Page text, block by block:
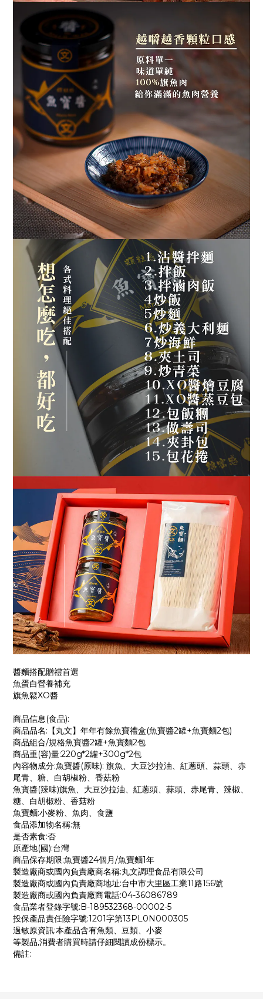
醬麵搭配贈禮首選
魚蛋白營養補充
旗魚鬆XO醬
商品信息(食品):
商品品名:【丸文】年年有餘魚寶禮盒(魚寶醬2罐+魚寶麵2包)
商品組合/規格魚寶醬2罐+魚寶麵2包
商品重(容)量:220g*2罐+300g*2包
內容物成分:魚寶醬(原味): 旗魚、大豆沙拉油、紅蔥頭、蒜頭、赤
尾青、糖、白胡椒粉、香菇粉
魚寶醬(辣味)旗魚、大豆沙拉油、紅蔥頭、蒜頭、赤尾青、辣椒、
糖、白胡椒粉、香菇粉
魚寶麵:小麥粉、魚肉、食鹽
食品添加物名稱:無
是否素食:否
原產地(國):台灣
商品保存期限:魚寶醬24個月/魚寶麵1年
製造廠商或國內負責廠商名稱:丸文調理食品有限公司
製造廠商或國內負責廠商地址:台中市大里區工業11路156號
製造廠商或國內負責廠商電話:04-36086789
食品業者登錄字號:B-189532368-00002-5
投保產品責任險字號:1201字第13PL0N000305
過敏原資訊:本產品含有魚類、豆類、小麥
等製品,消費者購買時請仔細閱讀成份標示。
備註: